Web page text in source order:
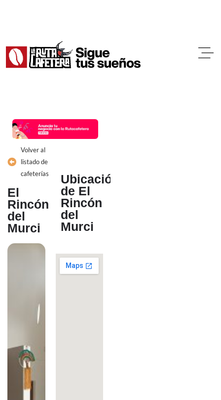
Volver al
listado de
cafeterías
El
Rincón
del
Murci
Ubicación
de El
Rincón
del
Murci